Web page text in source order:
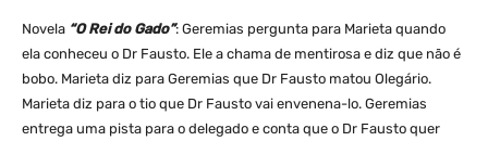
Novela “O Rei do Gado”: Geremias pergunta para Marieta quando
ela conheceu o Dr Fausto. Ele a chama de mentirosa e diz que não é
bobo. Marieta diz para Geremias que Dr Fausto matou Olegário.
Marieta diz para o tio que Dr Fausto vai envenena-lo. Geremias
entrega uma pista para o delegado e conta que o Dr Fausto quer